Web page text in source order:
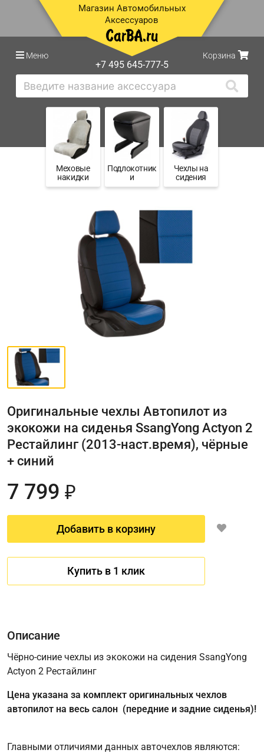
Магазин Автомобильных
Аксессуаров
Меню
+7 495 645-777-5
Корзина
Меховые
накидки
Подлокотник
и
Чехлы на
сидения
Оригинальные чехлы Автопилот из
экокожи на сиденья SsangYong Actyon 2
Рестайлинг (2013-наст.время), чёрные
+ синий
7 799 ₽
Добавить в корзину
Купить в 1 клик
Имя
Описание
Чёрно-синие чехлы из экокожи на сидения SsangYong
Actyon 2 Рестайлинг
Цена указана за комплект оригинальных чехлов
автопилот на весь салон (передние и задние сиденья)!
Главными отличиями данных авточехлов являются: